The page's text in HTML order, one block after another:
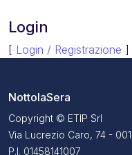
Login
[ Login / Registrazione ]
NottolaSera
Copyright © ETIP Srl
Via Lucrezio Caro, 74 -
P.I. 01458141007